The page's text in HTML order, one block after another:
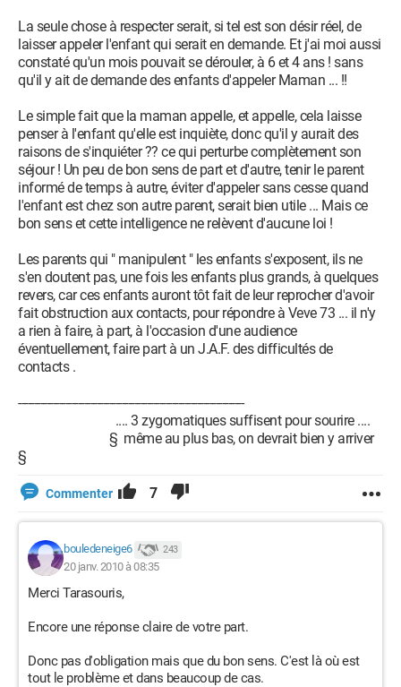
La seule chose à respecter serait, si tel est son désir réel, de
laisser appeler l'enfant qui serait en demande. Et j'ai moi aussi
constaté qu'un mois pouvait se dérouler, à 6 et 4 ans ! sans
qu'il y ait de demande des enfants d'appeler Maman ... !!
Le simple fait que la maman appelle, et appelle, cela laisse
penser à l'enfant qu'elle est inquiète, donc qu'il y aurait des
raisons de s'inquiéter ?? ce qui perturbe complètement son
séjour ! Un peu de bon sens de part et d'autre, tenir le parent
informé de temps à autre, éviter d'appeler sans cesse quand
l'enfant est chez son autre parent, serait bien utile ... Mais ce
bon sens et cette intelligence ne relèvent d'aucune loi !
Les parents qui " manipulent " les enfants s'exposent, ils ne
s'en doutent pas, une fois les enfants plus grands, à quelques
revers, car ces enfants auront tôt fait de leur reprocher d'avoir
fait obstruction aux contacts, pour répondre à Veve 73 ... il n'y
a rien à faire, à part, à l'occasion d'une audience
éventuellement, faire part à un J.A.F. des difficultés de
contacts .
------------------------------------------------------------------------
.... 3 zygomatiques suffisent pour sourire ....
§ même au plus bas, on devrait bien y arriver
§
Commenter 7
bouledeneige6 243
20 janv. 2010 à 08:35
Merci Tarasouris,
Encore une réponse claire de votre part.
Donc pas d'obligation mais que du bon sens. C'est là où est
tout le problème et dans beaucoup de cas.